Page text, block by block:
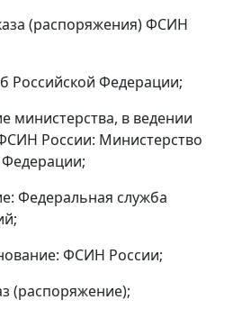
(распоряжения) ФСИН
Российской Федерации;
министерства, в ведении
России: Министерство
Федеральная служба
ФСИН России;
(распоряжение);